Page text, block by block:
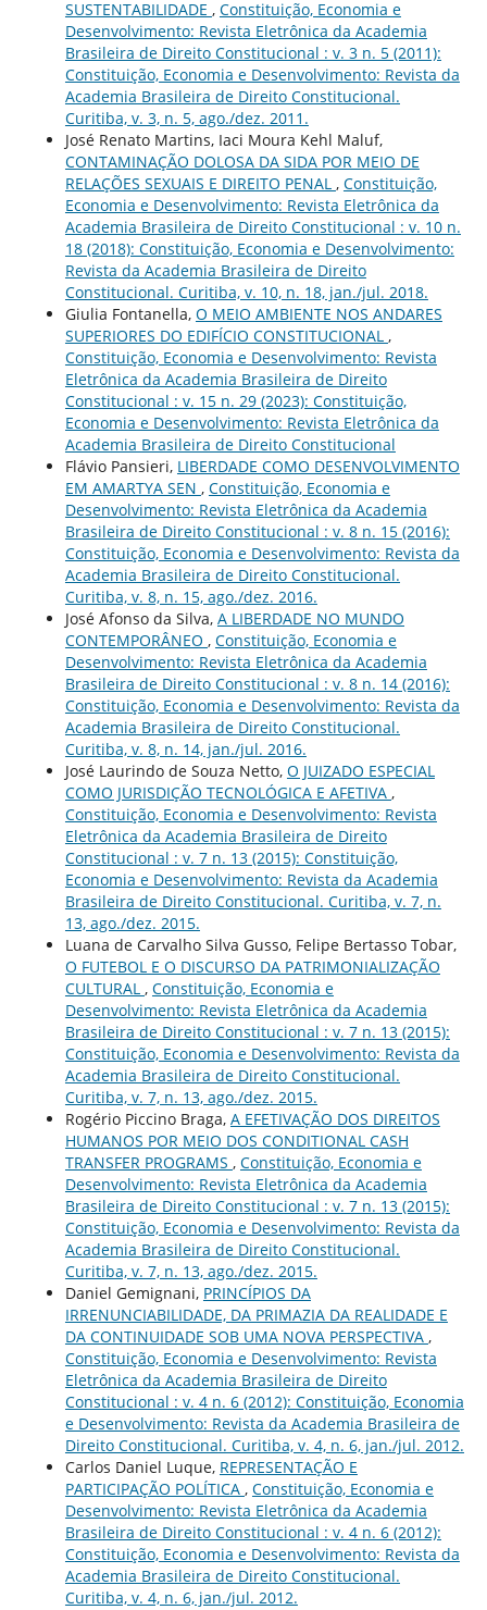
SUSTENTABILIDADE , Constituição, Economia e
Desenvolvimento: Revista Eletrônica da Academia
Brasileira de Direito Constitucional : v. 3 n. 5 (2011):
Constituição, Economia e Desenvolvimento: Revista da
Academia Brasileira de Direito Constitucional.
Curitiba, v. 3, n. 5, ago./dez. 2011.
José Renato Martins, Iaci Moura Kehl Maluf,
CONTAMINAÇÃO DOLOSA DA SIDA POR MEIO DE
RELAÇÕES SEXUAIS E DIREITO PENAL , Constituição,
Economia e Desenvolvimento: Revista Eletrônica da
Academia Brasileira de Direito Constitucional : v. 10 n.
18 (2018): Constituição, Economia e Desenvolvimento:
Revista da Academia Brasileira de Direito
Constitucional. Curitiba, v. 10, n. 18, jan./jul. 2018.
Giulia Fontanella, O MEIO AMBIENTE NOS ANDARES
SUPERIORES DO EDIFÍCIO CONSTITUCIONAL ,
Constituição, Economia e Desenvolvimento: Revista
Eletrônica da Academia Brasileira de Direito
Constitucional : v. 15 n. 29 (2023): Constituição,
Economia e Desenvolvimento: Revista Eletrônica da
Academia Brasileira de Direito Constitucional
Flávio Pansieri, LIBERDADE COMO DESENVOLVIMENTO
EM AMARTYA SEN , Constituição, Economia e
Desenvolvimento: Revista Eletrônica da Academia
Brasileira de Direito Constitucional : v. 8 n. 15 (2016):
Constituição, Economia e Desenvolvimento: Revista da
Academia Brasileira de Direito Constitucional.
Curitiba, v. 8, n. 15, ago./dez. 2016.
José Afonso da Silva, A LIBERDADE NO MUNDO
CONTEMPORÂNEO , Constituição, Economia e
Desenvolvimento: Revista Eletrônica da Academia
Brasileira de Direito Constitucional : v. 8 n. 14 (2016):
Constituição, Economia e Desenvolvimento: Revista da
Academia Brasileira de Direito Constitucional.
Curitiba, v. 8, n. 14, jan./jul. 2016.
José Laurindo de Souza Netto, O JUIZADO ESPECIAL
COMO JURISDIÇÃO TECNOLÓGICA E AFETIVA ,
Constituição, Economia e Desenvolvimento: Revista
Eletrônica da Academia Brasileira de Direito
Constitucional : v. 7 n. 13 (2015): Constituição,
Economia e Desenvolvimento: Revista da Academia
Brasileira de Direito Constitucional. Curitiba, v. 7, n.
13, ago./dez. 2015.
Luana de Carvalho Silva Gusso, Felipe Bertasso Tobar,
O FUTEBOL E O DISCURSO DA PATRIMONIALIZAÇÃO
CULTURAL , Constituição, Economia e
Desenvolvimento: Revista Eletrônica da Academia
Brasileira de Direito Constitucional : v. 7 n. 13 (2015):
Constituição, Economia e Desenvolvimento: Revista da
Academia Brasileira de Direito Constitucional.
Curitiba, v. 7, n. 13, ago./dez. 2015.
Rogério Piccino Braga, A EFETIVAÇÃO DOS DIREITOS
HUMANOS POR MEIO DOS CONDITIONAL CASH
TRANSFER PROGRAMS , Constituição, Economia e
Desenvolvimento: Revista Eletrônica da Academia
Brasileira de Direito Constitucional : v. 7 n. 13 (2015):
Constituição, Economia e Desenvolvimento: Revista da
Academia Brasileira de Direito Constitucional.
Curitiba, v. 7, n. 13, ago./dez. 2015.
Daniel Gemignani, PRINCÍPIOS DA
IRRENUNCIABILIDADE, DA PRIMAZIA DA REALIDADE E
DA CONTINUIDADE SOB UMA NOVA PERSPECTIVA ,
Constituição, Economia e Desenvolvimento: Revista
Eletrônica da Academia Brasileira de Direito
Constitucional : v. 4 n. 6 (2012): Constituição, Economia
e Desenvolvimento: Revista da Academia Brasileira de
Direito Constitucional. Curitiba, v. 4, n. 6, jan./jul. 2012.
Carlos Daniel Luque, REPRESENTAÇÃO E
PARTICIPAÇÃO POLÍTICA , Constituição, Economia e
Desenvolvimento: Revista Eletrônica da Academia
Brasileira de Direito Constitucional : v. 4 n. 6 (2012):
Constituição, Economia e Desenvolvimento: Revista da
Academia Brasileira de Direito Constitucional.
Curitiba, v. 4, n. 6, jan./jul. 2012.